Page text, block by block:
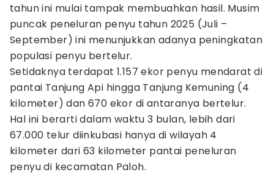
tahun ini mulai tampak membuahkan hasil. Musim
puncak peneluran penyu tahun 2025 (Juli –
September) ini menunjukkan adanya peningkatan
populasi penyu bertelur.
Setidaknya terdapat 1.157 ekor penyu mendarat di
pantai Tanjung Api hingga Tanjung Kemuning (4
kilometer) dan 670 ekor di antaranya bertelur.
Hal ini berarti dalam waktu 3 bulan, lebih dari
67.000 telur diinkubasi hanya di wilayah 4
kilometer dari 63 kilometer pantai peneluran
penyu di kecamatan Paloh.